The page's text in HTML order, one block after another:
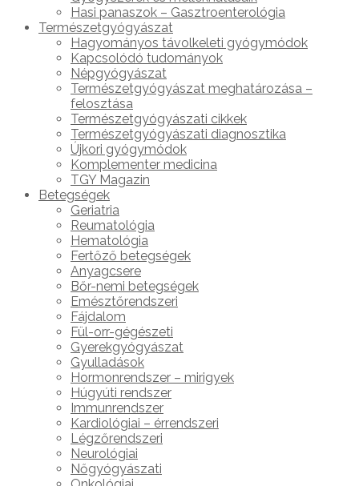
Hasi panaszok – Gasztroenterológia
Természetgyógyászat
Hagyományos távolkeleti gyógymódok
Kapcsolódó tudományok
Népgyógyászat
Természetgyógyászat meghatározása –
felosztása
Természetgyógyászati cikkek
Természetgyógyászati diagnosztika
Újkori gyógymódok
Komplementer medicina
TGY Magazin
Betegségek
Geriatria
Reumatológia
Hematológia
Fertőző betegségek
Anyagcsere
Bőr-nemi betegségek
Emésztőrendszeri
Fájdalom
Fül-orr-gégészeti
Gyerekgyógyászat
Gyulladások
Hormonrendszer – mirigyek
Húgyúti rendszer
Immunrendszer
Kardiológiai – érrendszeri
Légzőrendszeri
Neurológiai
Nőgyógyászati